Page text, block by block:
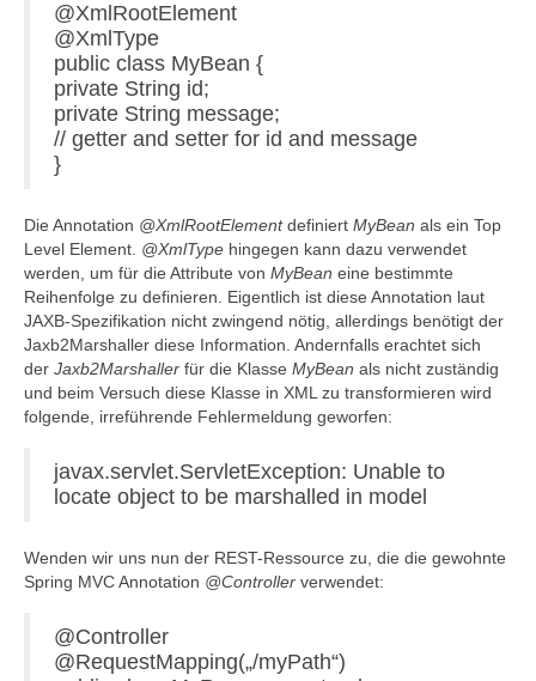
@XmlRootElement
@XmlType
public class MyBean {
private String id;
private String message;
// getter and setter for id and message
}
Die Annotation @XmlRootElementdefiniert MyBean als ein Top
Level Element. @XmlType hingegen kann dazu verwendet
werden, um für die Attribute von MyBean eine bestimmte
Reihenfolge zu definieren. Eigentlich ist diese Annotation laut
JAXB-Spezifikation nicht zwingend nötig, allerdings benötigt der
Jaxb2Marshaller diese Information. Andernfalls erachtet sich
der Jaxb2Marshaller für die Klasse MyBean als nicht zuständig
und beim Versuch diese Klasse in XML zu transformieren wird
folgende, irreführende Fehlermeldung geworfen:
javax.servlet.ServletException: Unable to
locate object to be marshalled in model
Wenden wir uns nun der REST-Ressource zu, die die gewohnte
Spring MVC Annotation @Controller verwendet:
@Controller
@RequestMapping(„/myPath“)